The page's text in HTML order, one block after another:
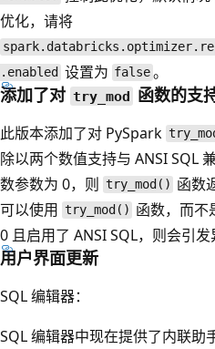
优化，请将
.enabled 设置为 false。
添加了对 try_mod 函数的支
此版本添加了对 PySpark
除以两个数值支持与 ANSI SQL
数参数为 0，则 try_mod() 函数
可以使用 try_mod() 函数，而
0 且启用了 ANSI SQL，则会引发
用户界面更新
SQL 编辑器：
SQL 编辑器中现在提供了内联助